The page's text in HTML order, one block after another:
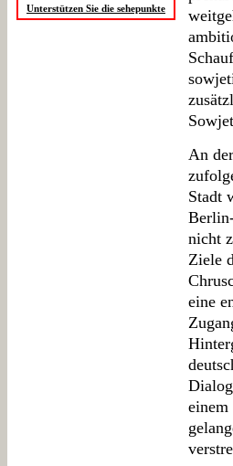
Unterstützen Sie die sehepunkte
An
Stadt
nicht
Ziele
eine
einem